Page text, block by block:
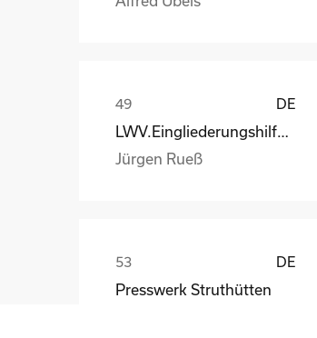
DE
Jürgen Rueß
DE
Presswerk Struthütten